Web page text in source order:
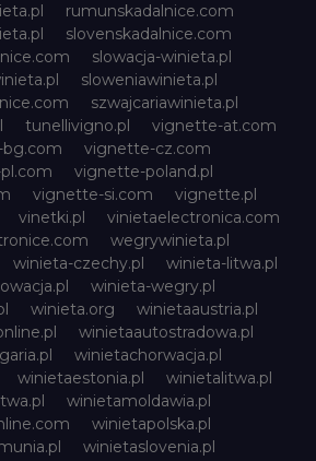
rumunskadalnice.com
slovenskadalnice.com
slowacja-winieta.pl
sloweniawinieta.pl
szwajcariawinieta.pl
tunellivigno.pl
vignette-at.com
vignette-cz.com
vignette-poland.pl
vignette-si.com
vignette.pl
vinetki.pl
vinietaelectronica.com
wegrywinieta.pl
winieta-czechy.pl
winieta-litwa.pl
winieta-wegry.pl
winieta.org
winietaaustria.pl
winietaautostradowa.pl
winietachorwacja.pl
winietaestonia.pl
winietalitwa.pl
winietamoldawia.pl
winietapolska.pl
winietaslovenia.pl